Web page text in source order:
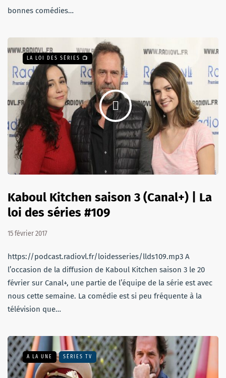
bonnes comédies…
LA LOI DES SÉRIES 📺
Kaboul Kitchen saison 3 (Canal+) | La
loi des séries #109
15 février 2017
https://podcast.radiovl.fr/loidesseries/llds109.mp3 A
l’occasion de la diffusion de Kaboul Kitchen saison 3 le 20
février sur Canal+, une partie de l’équipe de la série est avec
nous cette semaine. La comédie est si peu fréquente à la
télévision que…
A LA UNE SÉRIES TV